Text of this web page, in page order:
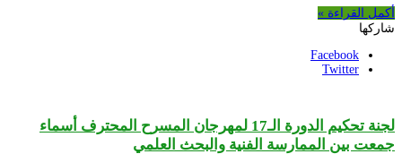
أكمل القراءة »
شاركها
Facebook
Twitter
لجنة تحكيم الدورة الـ17 لمهرجان المسرح المحترف أسماء
جمعت بين الممارسة الفنية والبحث العلمي